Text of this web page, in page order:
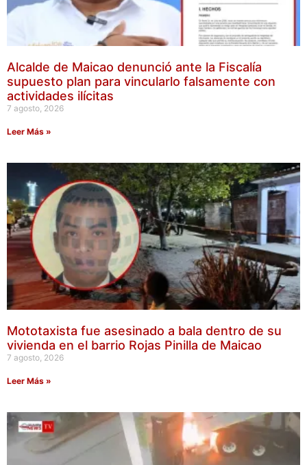
Alcalde de Maicao denunció ante la Fiscalía
supuesto plan para vincularlo falsamente con
actividades ilícitas
7 agosto, 2026
Leer Más »
Mototaxista fue asesinado a bala dentro de su
vivienda en el barrio Rojas Pinilla de Maicao
7 agosto, 2026
Leer Más »